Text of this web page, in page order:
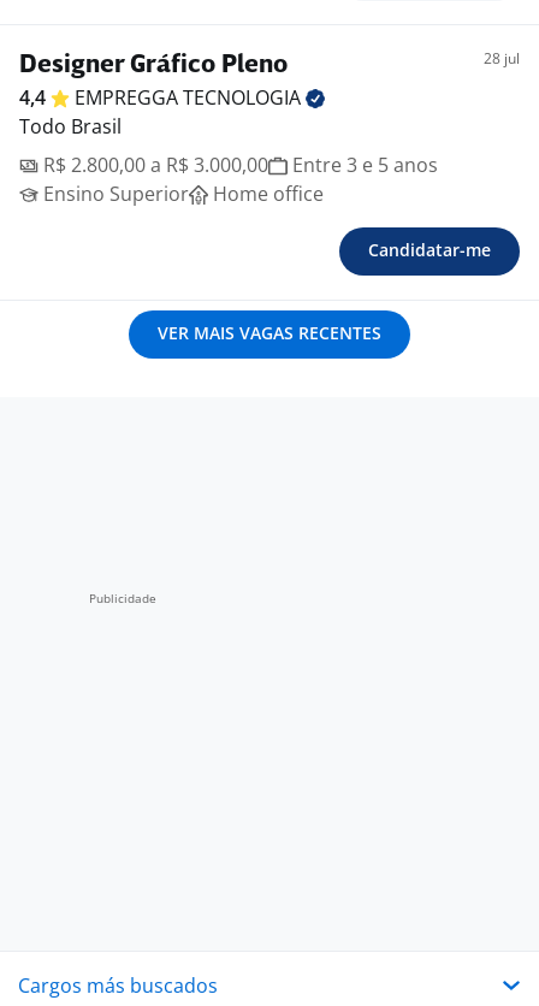
Designer Gráfico Pleno 28 jul
4,4 EMPREGGATECNOLOGIA
Todo Brasil
R$ 2.800,00 a R$ 3.000,00
Entre 3 e 5 anos
Ensino Superior
Home office
Candidatar-me
VER MAIS VAGAS RECENTES
Cargos más buscados